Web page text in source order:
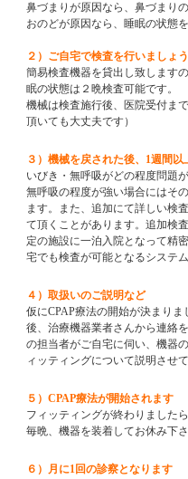
鼻づまりが原因なら、鼻づまり
おのどが原因なら、睡眠の状態を
２）ご自宅で検査を行いましょう
簡易検査機器を貸出し致します
眠の状態は ２ 晩検査可能です。
機械は検査施行後、医院受付ま
頂いても大丈夫です）
３）機械を戻された後、 1週間以
いびき・無呼吸がどの程度問題
無呼吸の程度が強い場合にはそ
ます。また、追加にて詳しい検
て頂くことがあります。追加検
定の施設に一泊入院となって精
宅でも検査が可能となるシステ
４）取扱いのご説明など
仮にCPAP療法の開始が決まりま
後、治療機器業者さんから連絡
の担当者がご自宅に伺い、機器
ィッティングについて説明させて
５） CPAP療法が開始されます
フィッティングが終わりました
毎晩、機器を装着してお休み下さ
６）月に1回の診察となります